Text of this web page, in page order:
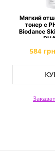
Мягкий
тонер с
Biodance
584